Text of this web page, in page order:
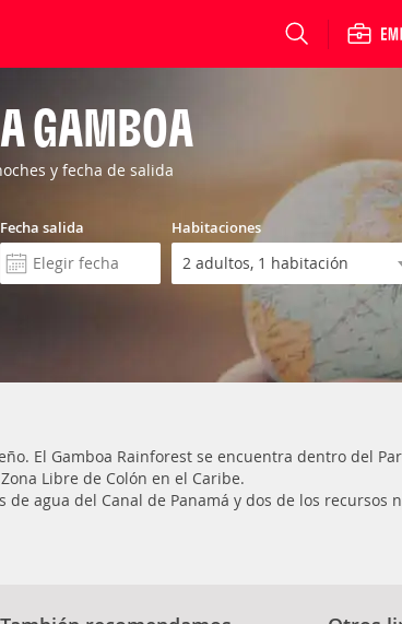
GAMBOA
y fecha de salida
Fecha salida Habitaciones
El Gamboa Rainforest se encuentra dentro del
Libre de Colón en el Caribe.
agua del Canal de Panamá y dos de los recursos